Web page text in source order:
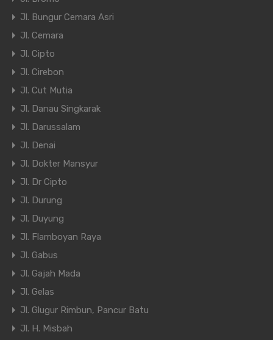
Jl. Bungur Cemara Asri
Jl. Cemara
Jl. Cipto
Jl. Cirebon
Jl. Cut Mutia
Jl. Danau Singkarak
Jl. Darussalam
Jl. Denai
Jl. Dokter Mansyur
Jl. Dr Cipto
Jl. Durung
Jl. Duyung
Jl. Flamboyan Raya
Jl. Gabus
Jl. Gajah Mada
Jl. Gelas
Jl. Glugur Rimbun, Pancur Batu
Jl. H. Misbah